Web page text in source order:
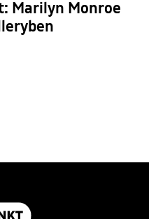
Marilyn Monroe